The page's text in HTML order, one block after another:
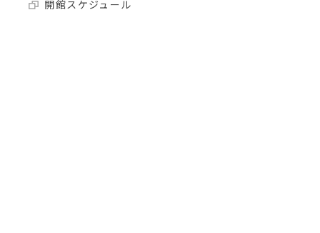
開館スケジュール